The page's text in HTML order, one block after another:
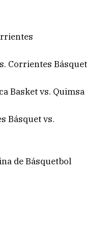
Corrientes Básquet
Basket vs. Quimsa
Básquet vs.
de Básquetbol